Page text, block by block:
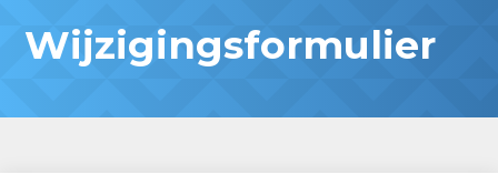
Wijzigingsformulier